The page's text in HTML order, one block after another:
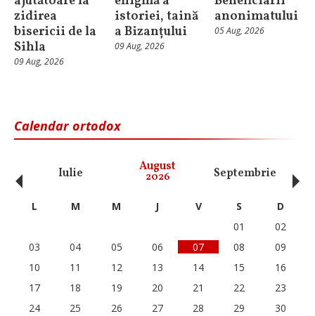
zidirea
bisericii de la
Sihla
09 Aug, 2026
istoriei, taină
a Bizanțului
09 Aug, 2026
anonimatului
05 Aug, 2026
Calendar ortodox
Iulie August
2026 Septembrie
‹ L M M J V S
D
01
02
03
04 05 06 07 08
09
10
11 12 13 14 15
16
17
18 19 20 21 22
23
24
25 26 27 28 29
30